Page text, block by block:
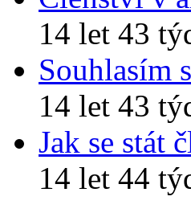
14 let 43
Souhlasím
14 let 43
Jak se stát
14 let 44